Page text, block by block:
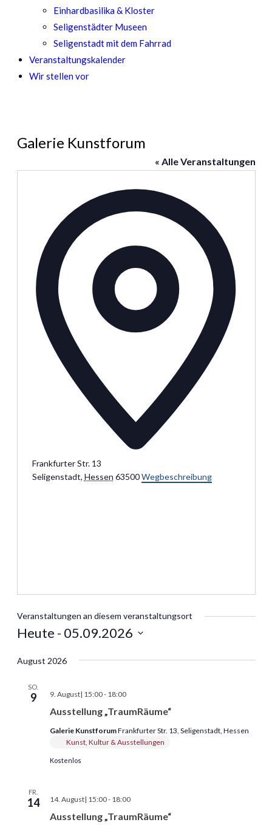
Einhardbasilika & Kloster
Seligenstädter Museen
Seligenstadt mit dem Fahrrad
Veranstaltungskalender
Wir stellen vor
Galerie Kunstforum
« Alle Veranstaltungen
Frankfurter Str. 13
Seligenstadt, Hessen 63500 Wegbeschreibung
Veranstaltungen an diesem veranstaltungsort
Heute - 05.09.2026
wählen.
August 2026
SO.
9
Ausstellung „TraumRäume“
9. August| 15:00- 18:00
Galerie KunstforumFrankfurter Str. 13, Seligenstadt, Hessen
Kunst, Kultur & Ausstellungen
Kostenlos
FR.
14
Ausstellung „TraumRäume“
14. August| 15:00- 18:00